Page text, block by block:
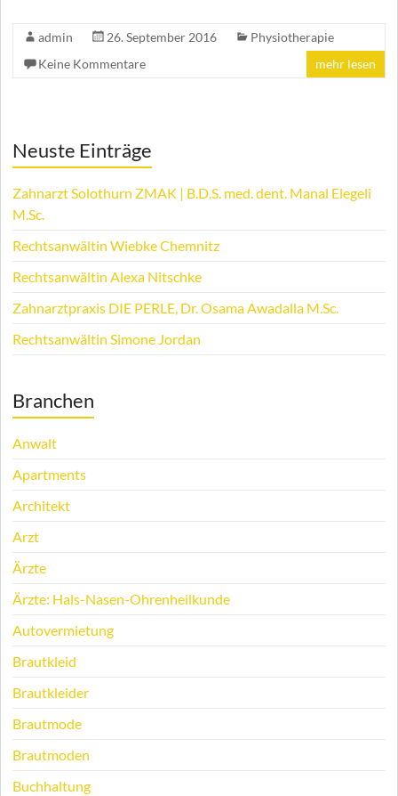
admin 26. September 2016
Physiotherapie
Keine Kommentare
mehr lesen
Neuste Einträge
Zahnarzt Solothurn ZMAK | B.D.S. med. dent. Manal Elegeli
M.Sc.
Rechtsanwältin Wiebke Chemnitz
Rechtsanwältin Alexa Nitschke
Zahnarztpraxis DIE PERLE, Dr. Osama Awadalla M.Sc.
Rechtsanwältin Simone Jordan
Branchen
Anwalt
Apartments
Architekt
Arzt
Ärzte
Ärzte: Hals-Nasen-Ohrenheilkunde
Autovermietung
Brautkleid
Brautkleider
Brautmode
Brautmoden
Buchhaltung